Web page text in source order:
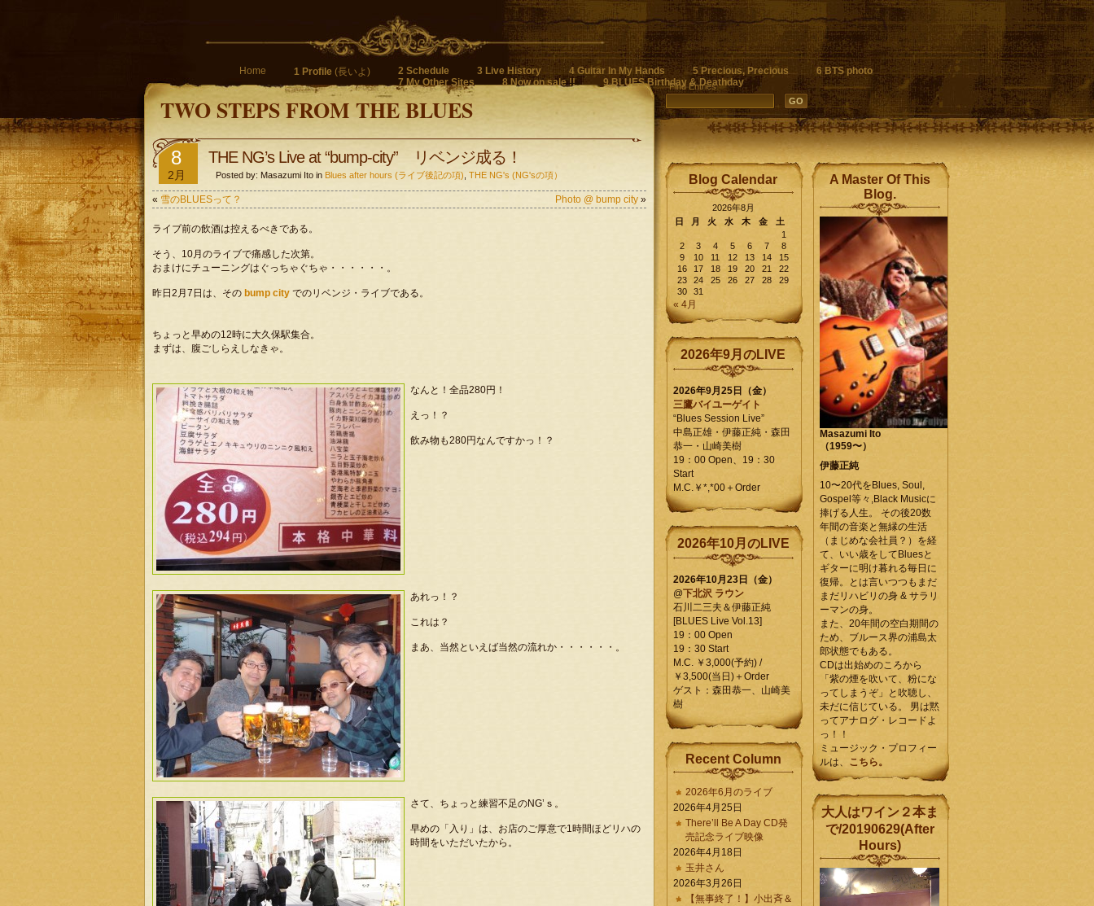
Home 1 Profile (長いよ) 2 Schedule 3 Live History 4 Guitar In My Hands 5 Precious, Precious
6 BTS photo
7 My Other Sites
8 Now on sale !! 9 BLUES Birthday & Deathday
TWO STEPS FROM THE BLUES
Find Entries
8
2月
THE NG’s Live at “bump-city” リベンジ成る！
Posted by: Masazumi Ito in Blues after hours (ライブ後記の項) THE NG's (NG'sの項）
« 雪のBLUESって？ Photo @ bump city »
ライブ前の飲酒は控えるべきである。
そう、10月のライブで痛感した次第。
おまけにチューニングはぐっちゃぐちゃ・・・・・・。
昨日2月7日は、その bump city でのリベンジ・ライブである。
ちょっと早めの12時に大久保駅集合。
まずは、腹ごしらえしなきゃ。
なんと！全品280円！
えっ！？
飲み物も280円なんですかっ！？
あれっ！？
これは？
まあ、当然といえば当然の流れか・・・・・・。
さて、ちょっと練習不足のNG’ｓ。
早めの「入り」は、お店のご厚意で1時間ほどリハの
時間をいただいたから。
Blog Calendar
2026年8月
日
月 火 水 木 金
土
1
2
3 4 5 6 7
8
9
10 11 12 13 14
15
16
17 18 19 20 21
22
23
24 25 26 27 28
29
30
31
« 4月
2026年9月のLIVE
2026年9月25日（金）
三鷹バイユーゲイト
“Blues Session Live”
中島正雄・伊藤正純・森田
恭一・山崎美樹
19：00 Open、19：30
Start
M.C.￥*,*00＋Order
2026年10月のLIVE
2026年10月23日（金）
@下北沢 ラウン
石川二三夫＆伊藤正純
[BLUES Live Vol.13]
19：00 Open
19：30 Start
M.C. ￥3,000(予約) /
￥3,500(当日)＋Order
ゲスト：森田恭一、山崎美
樹
Recent Column
2026年6月のライブ
2026年4月25日
There’ll Be A Day CD発
売記念ライブ映像
2026年4月18日
玉井さん
2026年3月26日
【無事終了！】小出斉＆
A Master Of This
Blog.
Masazumi Ito
（1959〜）
伊藤正純
10〜20代をBlues, Soul,
Gospel等々,Black Musicに
捧げる人生。 その後20数
年間の音楽と無縁の生活
（まじめな会社員？）を経
て、いい歳をしてBluesと
ギターに明け暮れる毎日に
復帰。とは言いつつもまだ
まだリハビリの身 & サラリ
ーマンの身。
また、20年間の空白期間の
ため、ブルース界の浦島太
郎状態でもある。
CDは出始めのころから
「紫の煙を吹いて、粉にな
ってしまうぞ」と吹聴し、
未だに信じている。 男は黙
ってアナログ・レコードよ
っ！！
ミュージック・プロフィー
ルは、 こちら。
大人はワイン２本ま
で/20190629(After
Hours)
動
画